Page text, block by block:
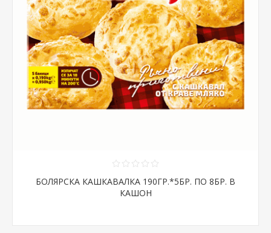
БОЛЯРСКА КАШКАВАЛКА 190ГР.*5БР. ПО 8БР. В
КАШОН